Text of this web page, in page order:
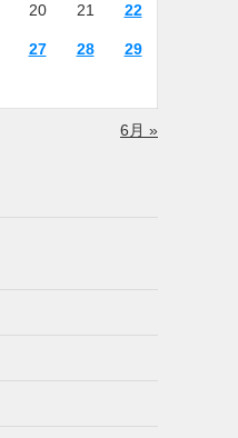
20 21 22
27 28 29
6月 »